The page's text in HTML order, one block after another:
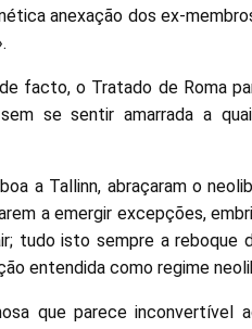
anexação dos ex-
facto, o Tratado de Roma
se sentir amarrada a
a Tallinn, abraçaram o
a emergir excepções,
tudo isto sempre a reboque
entendida como regime
que parece inconvertível